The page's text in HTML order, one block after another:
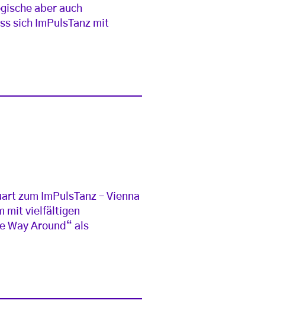
aber auch
sich ImPulsTanz mit
zum ImPulsTanz – Vienna
mit vielfältigen
Way Around“ als